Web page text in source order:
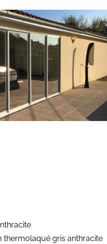
thermolaqué gris anthracite